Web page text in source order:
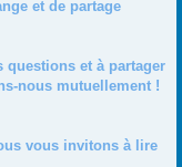
et de partage
questions et à partager
nous mutuellement !
vous invitons à lire